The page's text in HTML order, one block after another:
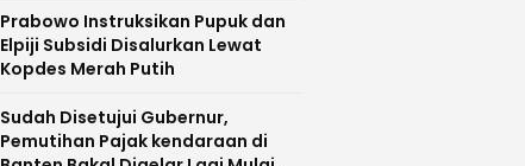
Prabowo Instruksikan Pupuk dan
Elpiji Subsidi Disalurkan Lewat
Kopdes Merah Putih
Sudah Disetujui Gubernur,
Pemutihan Pajak kendaraan di